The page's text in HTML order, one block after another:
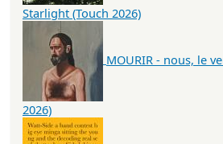
Starlight (Touch 2026)
MOURIR - nous, le
2026)